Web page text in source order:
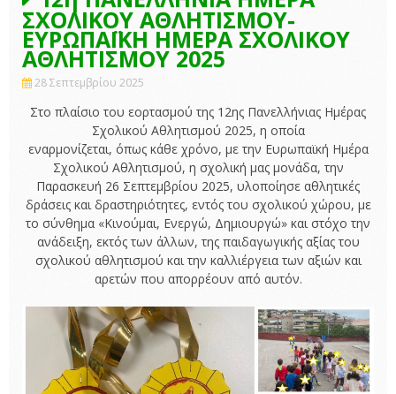
ΣΧΟΛΙΚΟΥ ΑΘΛΗΤΙΣΜΟΥ-
ΕΥΡΩΠΑΪΚΗ ΗΜΕΡΑ ΣΧΟΛΙΚΟΥ
ΑΘΛΗΤΙΣΜΟΥ 2025
28 Σεπτεμβρίου 2025
Στο πλαίσιο του εορτασμού της 12ης Πανελλήνιας Ημέρας
Σχολικού Αθλητισμού 2025, η οποία
εναρμονίζεται, όπως κάθε χρόνο, με την Ευρωπαϊκή Ημέρα
Σχολικού Αθλητισμού, η σχολική μας μονάδα, την
Παρασκευή 26 Σεπτεμβρίου 2025, υλοποίησε αθλητικές
δράσεις και δραστηριότητες, εντός του σχολικού χώρου, με
το σύνθημα «Κινούμαι, Ενεργώ, Δημιουργώ» και στόχο την
ανάδειξη, εκτός των άλλων, της παιδαγωγικής αξίας του
σχολικού αθλητισμού και την καλλιέργεια των αξιών και
αρετών που απορρέουν από αυτόν.